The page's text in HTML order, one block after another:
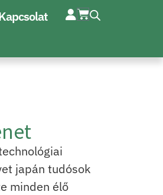
japán tudósok
minden élő